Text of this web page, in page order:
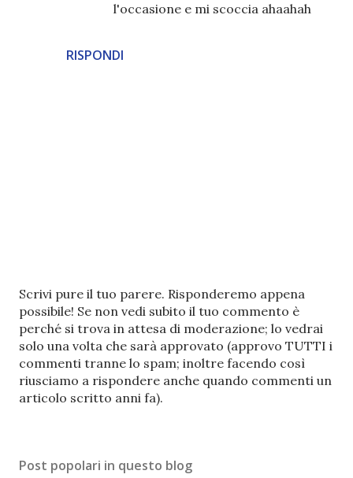
RISPONDI
l'occasione e mi scoccia ahaahah
P
o
s
t
a
u
n
m
Scrivi pure il tuo parere. Risponderemo appena
possibile! Se non vedi subito il tuo commento è
perché si trova in attesa di moderazione; lo vedrai
solo una volta che sarà approvato (approvo TUTTI i
commenti tranne lo spam; inoltre facendo così
riusciamo a rispondere anche quando commenti un
articolo scritto anni fa).
Post popolari in questo blog